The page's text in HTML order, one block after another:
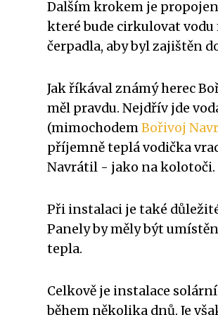
Dalším krokem je
které bude cirkulovat
čerpadla, aby byl zajištěn
Jak říkával známý herec
měl pravdu. Nejdřív jde
(mimochodemBořivoj
příjemně teplá vodička
Navrátil - jako na kolotoči.
Při instalaci je také
Panely by měly být
tepla.
Celkově je instalace
během několika dnů. Je